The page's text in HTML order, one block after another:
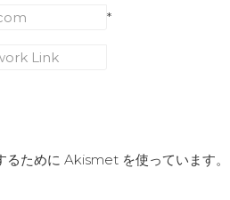
*
るために Akismet を使っています。